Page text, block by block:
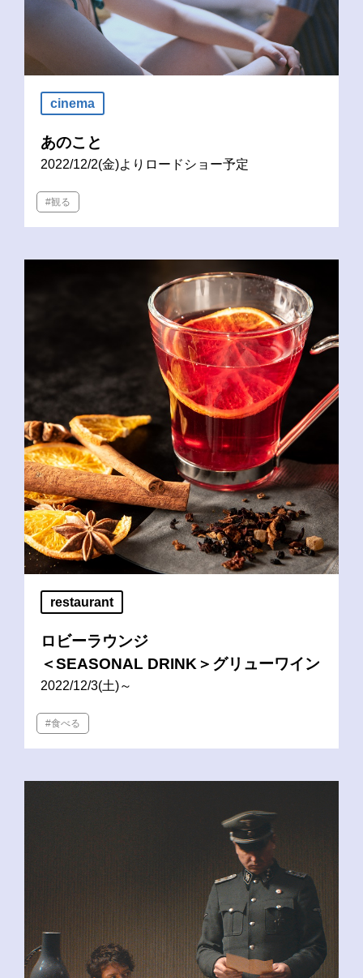
cinema
あのこと
2022/12/2(金)よりロードショー予定
#観る
restaurant
ロビーラウンジ
＜SEASONAL DRINK＞グリューワイン
2022/12/3(土)～
#食べる